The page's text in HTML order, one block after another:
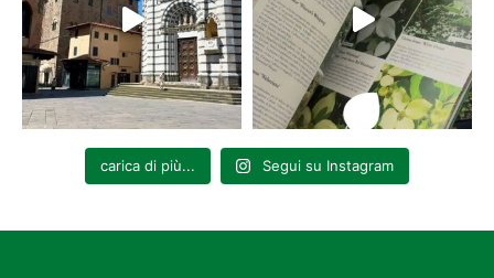
carica di più... Segui su Instagram